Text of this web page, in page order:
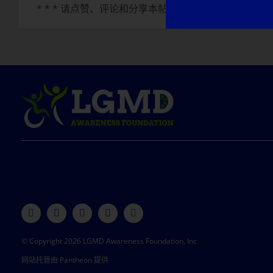
* * * 请点赞、评论和分享本帖，帮助提高人们对 LGMD
© Copyright 2026 LGMD Awareness Foundation, Inc
网站托管由 Pantheon 提供